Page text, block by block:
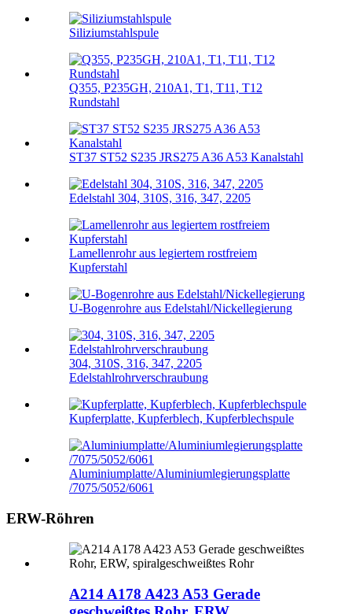
Siliziumstahlspule
Q355, P235GH, 210A1, T1, T11, T12
Rundstahl
ST37 ST52 S235 JRS275 A36 A53 Kanalstahl
Edelstahl 304, 310S, 316, 347, 2205
Lamellenrohr aus legiertem rostfreiem
Kupferstahl
U-Bogenrohre aus Edelstahl/Nickellegierung
304, 310S, 316, 347, 2205
Edelstahlrohrverschraubung
Kupferplatte, Kupferblech, Kupferblechspule
Aluminiumplatte/Aluminiumlegierungsplatte
/7075/5052/6061
ERW-Röhren
A214 A178 A423 A53 Gerade